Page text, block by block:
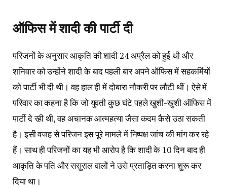
ऑफिस में शादी की पार्टी दी
परिजनों के अनुसार आकृति की शादी 24 अप्रैल को हुई थी और
शनिवार को उन्होंने शादी के बाद पहली बार अपने ऑफिस में सहकर्मियों
को पार्टी भी दी थी। वह हाल ही में दोबारा नौकरी पर लौटी थीं। ऐसे में
परिवार का कहना है कि जो युवती कुछ घंटे पहले खुशी-खुशी ऑफिस में
पार्टी दे रही थी, वह अचानक आत्महत्या जैसा कदम कैसे उठा सकती
है। इसी वजह से परिजन इस पूरे मामले में निष्पक्ष जांच की मांग कर रहे
हैं। साथ ही परिजनों का यह भी आरोप है कि शादी के 10 दिन बाद ही
आकृति के पति और ससुराल वालों ने उसे प्रताड़ित करना शुरू कर
दिया था।